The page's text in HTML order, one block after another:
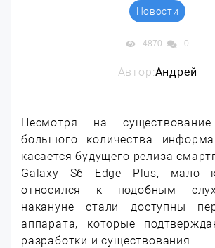
Новости
4870 0
Автор:Андрей
Несмотря на существование
большого количества
касается будущего релиза
Galaxy S6 Edge Plus, мало
относился к подобным
накануне стали доступны
аппарата, которые
разработки и существования.